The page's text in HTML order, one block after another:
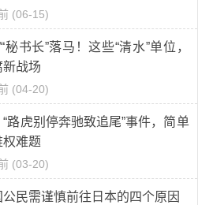
(06-15)
秘书长”落马！这些“清水”单位，
新战场
(04-20)
路虎别停奔驰致追尾”事件，简单
难题
(03-20)
民需谨慎前往日本的四个原因